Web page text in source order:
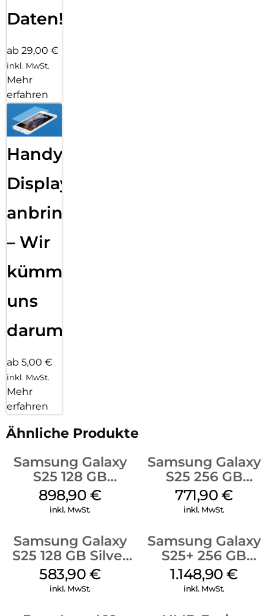
Daten!
ab 29,00 €
inkl. MwSt.
Mehr
erfahren
Handy
Displayfolie
anbringen
– Wir
kümmern
uns
darum!
ab 5,00 €
inkl. MwSt.
Mehr
erfahren
Ähnliche Produkte
Samsung Galaxy
S25 128 GB
Icyblue
898,90€
inkl. MwSt.
Samsung Galaxy
S25 256 GB
Icyblue
771,90€
inkl. MwSt.
Samsung Galaxy
S25 128 GB Silver
Shadow
583,90€
inkl. MwSt.
Samsung Galaxy
S25+ 256 GB
Icyblue
1.148,90€
inkl. MwSt.